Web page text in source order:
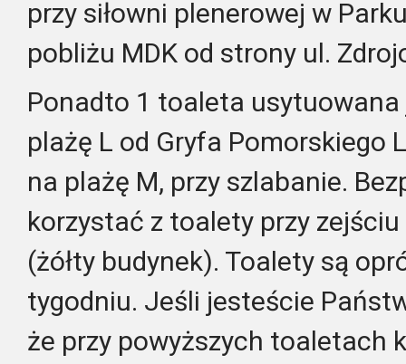
przy siłowni plenerowej w
pobliżu MDK od strony ul.
Ponadto 1 toaleta
plażę L od Gryfa Pomorskiego
na plażę M, przy szlabanie.
korzystać z toalety przy
(żółty budynek). Toalety są
tygodniu. Jeśli jesteście
że przy powyższych toaletach